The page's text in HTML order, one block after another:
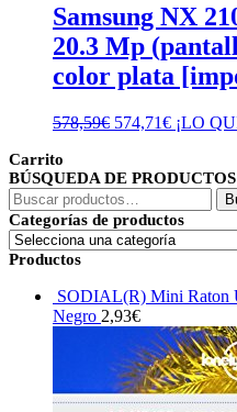
Samsung NX
20.3 Mp
color plata
578,59€ El
era:
578,59€.
574,71€El
es:
574,71€.
¡LO
Carrito
BÚSQUEDA DE PRODUCTOS
Buscar
por:
Categorías de productos
Productos
SODIAL(R) Mini Raton
Negro 2,93€